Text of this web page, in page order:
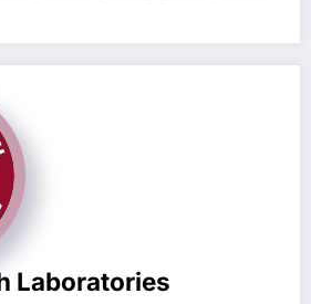
Laboratories